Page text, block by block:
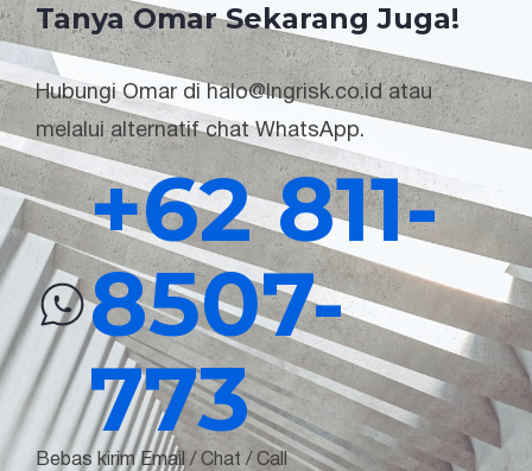
Tanya Omar Sekarang Juga!
Hubungi Omar di halo@lngrisk.co.id atau
melalui alternatif chat WhatsApp.
+62 811-
8507-
773
Bebas kirim Email / Chat / Call